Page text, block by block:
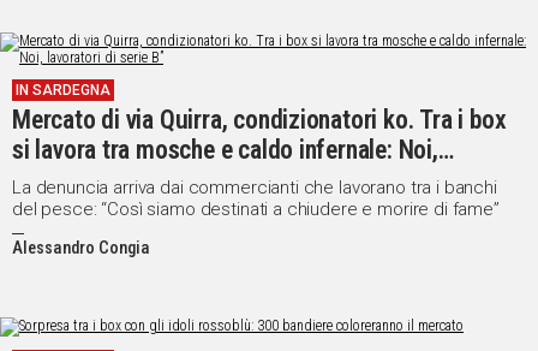
ALTRE
NOTIZIE
POLITICA
IN
ITALIA
NEL
MONDO
SPORT
IN SARDEGNA
Mercato di via Quirra, condizionatori ko. Tra i box
si lavora tra mosche e caldo infernale: Noi,
lavoratori di serie B”
La denuncia arriva dai commercianti che lavorano tra i banchi
del pesce: “Così siamo destinati a chiudere e morire di fame”
Alessandro Congia